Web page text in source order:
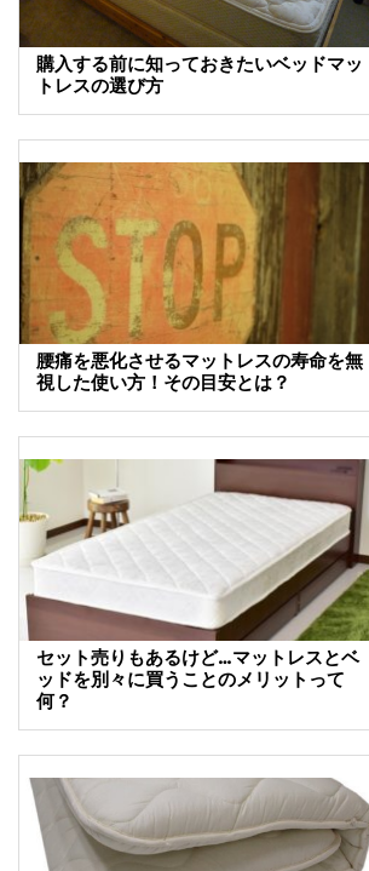
購入する前に知っておきたいベッドマッ
トレスの選び方
腰痛を悪化させるマットレスの寿命を無
視した使い方！その目安とは？
セット売りもあるけど…マットレスとベ
ッドを別々に買うことのメリットって
何？